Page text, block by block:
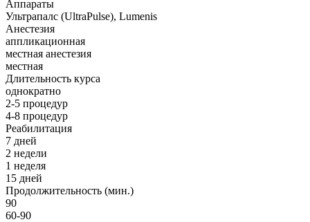
Аппараты
Ультрапалс (UltraPulse), Lumenis
Анестезия
аппликационная
местная анестезия
местная
Длительность курса
однократно
2-5 процедур
4-8 процедур
Реабилитация
7 дней
2 недели
1 неделя
15 дней
Продолжительность (мин.)
90
60-90